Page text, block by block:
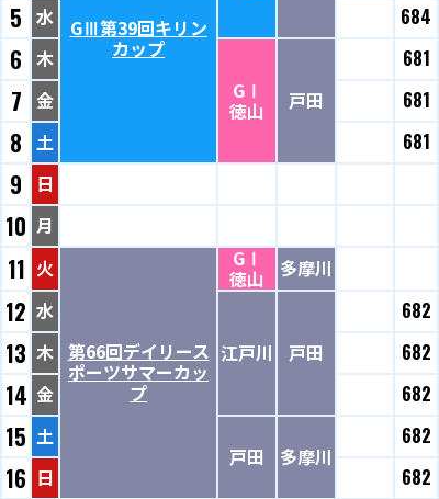
GⅢ第39回キリン
カップ
5 水 684
6 木
GⅠ
徳山 戸田
681
7 金 681
8 土 681
9 日
10 月
11 火
第66回デイリース
ポーツサマーカッ
プ
GⅠ
徳山 多摩川
12 水
江戸川
戸田
682
13 木 682
14 金 682
15 土
戸田 多摩川
682
16 日 682